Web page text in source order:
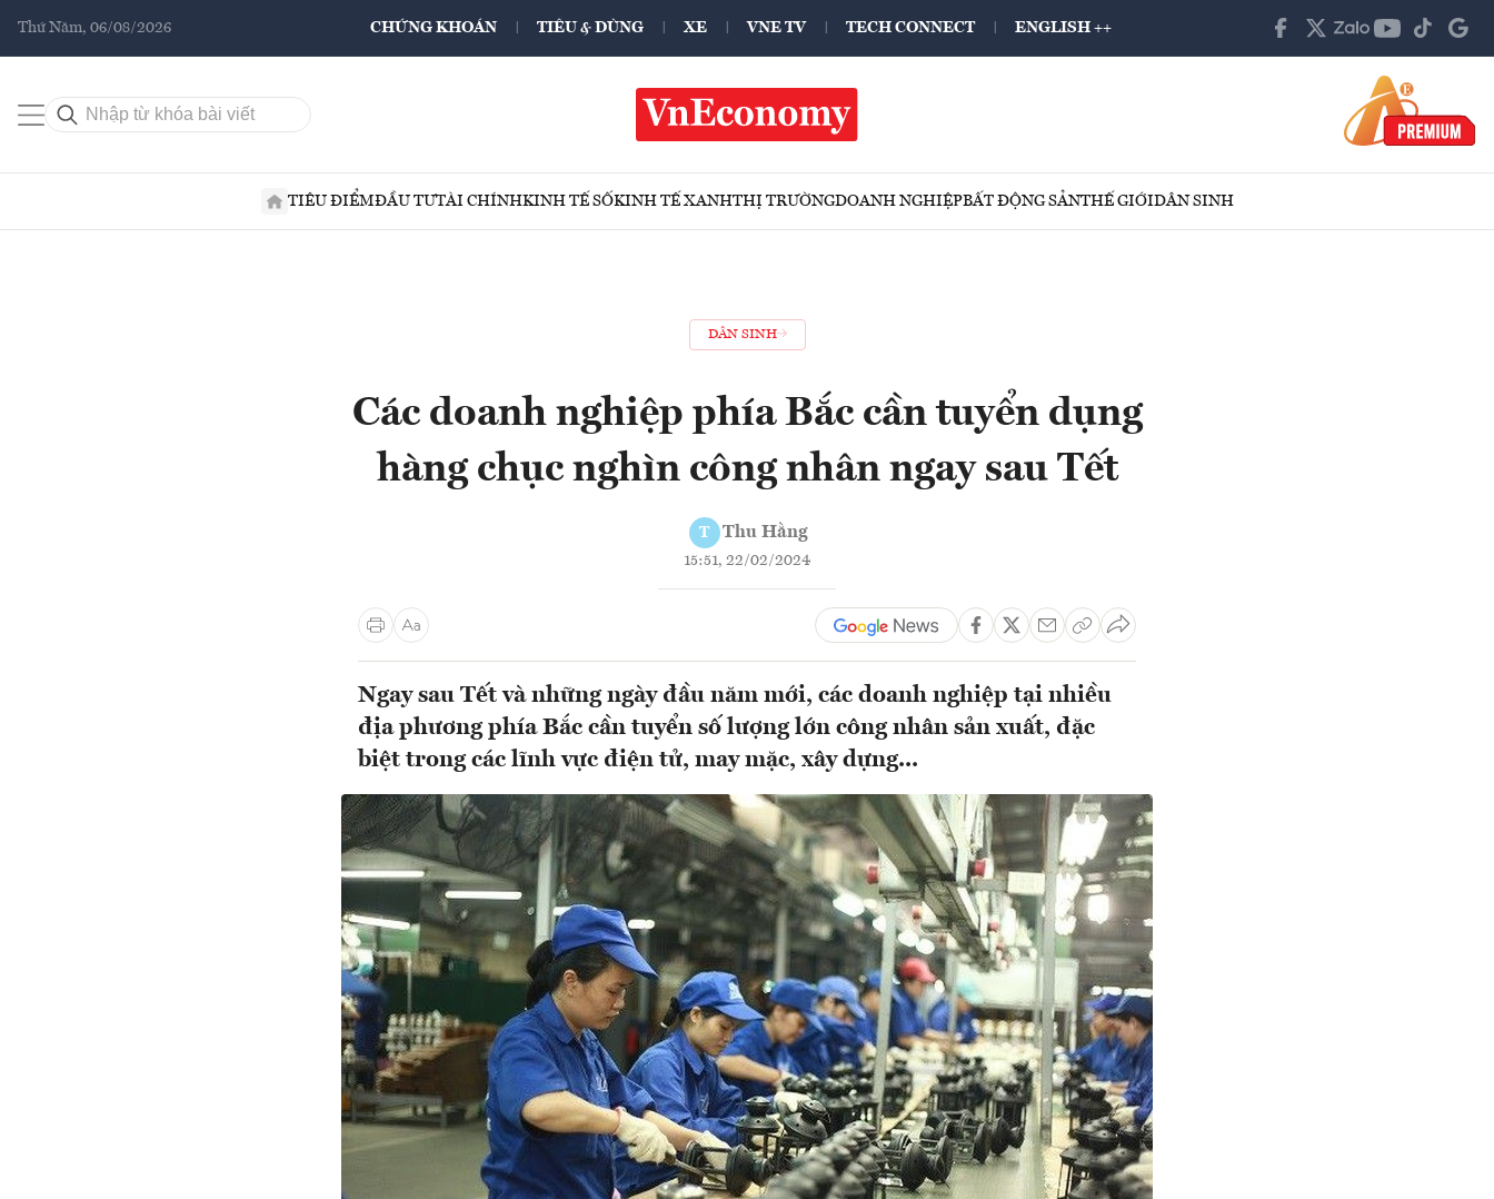
Thứ Năm, 06/08/2026 CHỨNG KHOÁN TIÊU & DÙNG XE VNE TV TECH CONNECT ENGLISH ++
TIÊU ĐIỂMĐẦU TƯTÀI CHÍNHKINH TẾ SỐKINH TẾ XANHTHỊ TRƯỜNGDOANH NGHIỆPBẤT ĐỘNG SẢNTHẾ GIỚIDÂN SINH
DÂN SINH
Các doanh nghiệp phía Bắc cần tuyển dụng
hàng chục nghìn công nhân ngay sau Tết
T Thu Hằng
15:51, 22/02/2024
Ngay sau Tết và những ngày đầu năm mới, các doanh nghiệp tại nhiều
địa phương phía Bắc cần tuyển số lượng lớn công nhân sản xuất, đặc
biệt trong các lĩnh vực điện tử, may mặc, xây dựng...